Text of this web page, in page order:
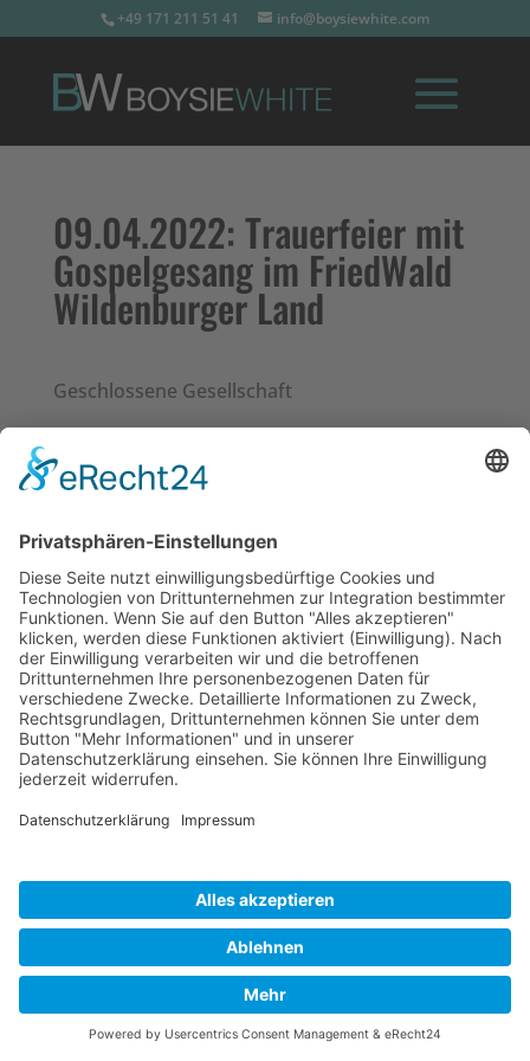
+49 171 211 51 41 info@boysiewhite.com
09.04.2022: Trauerfeier mit
Gospelgesang im FriedWald
Wildenburger Land
Geschlossene Gesellschaft
Developed and powered bygrafix.house